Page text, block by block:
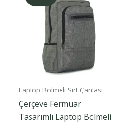
Laptop Bölmeli Sırt Çantası
Çerçeve Fermuar
Tasarımlı Laptop Bölmeli